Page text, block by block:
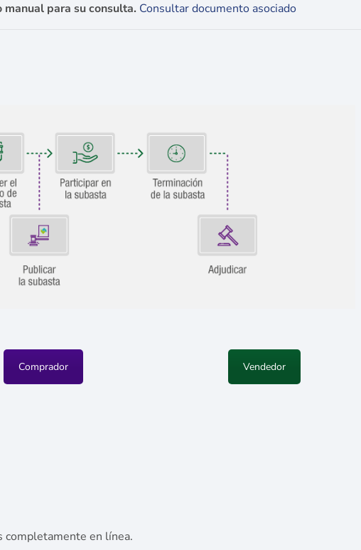
para su consulta. Consultar documento asociado
Comprador Vendedor
completamente en línea.